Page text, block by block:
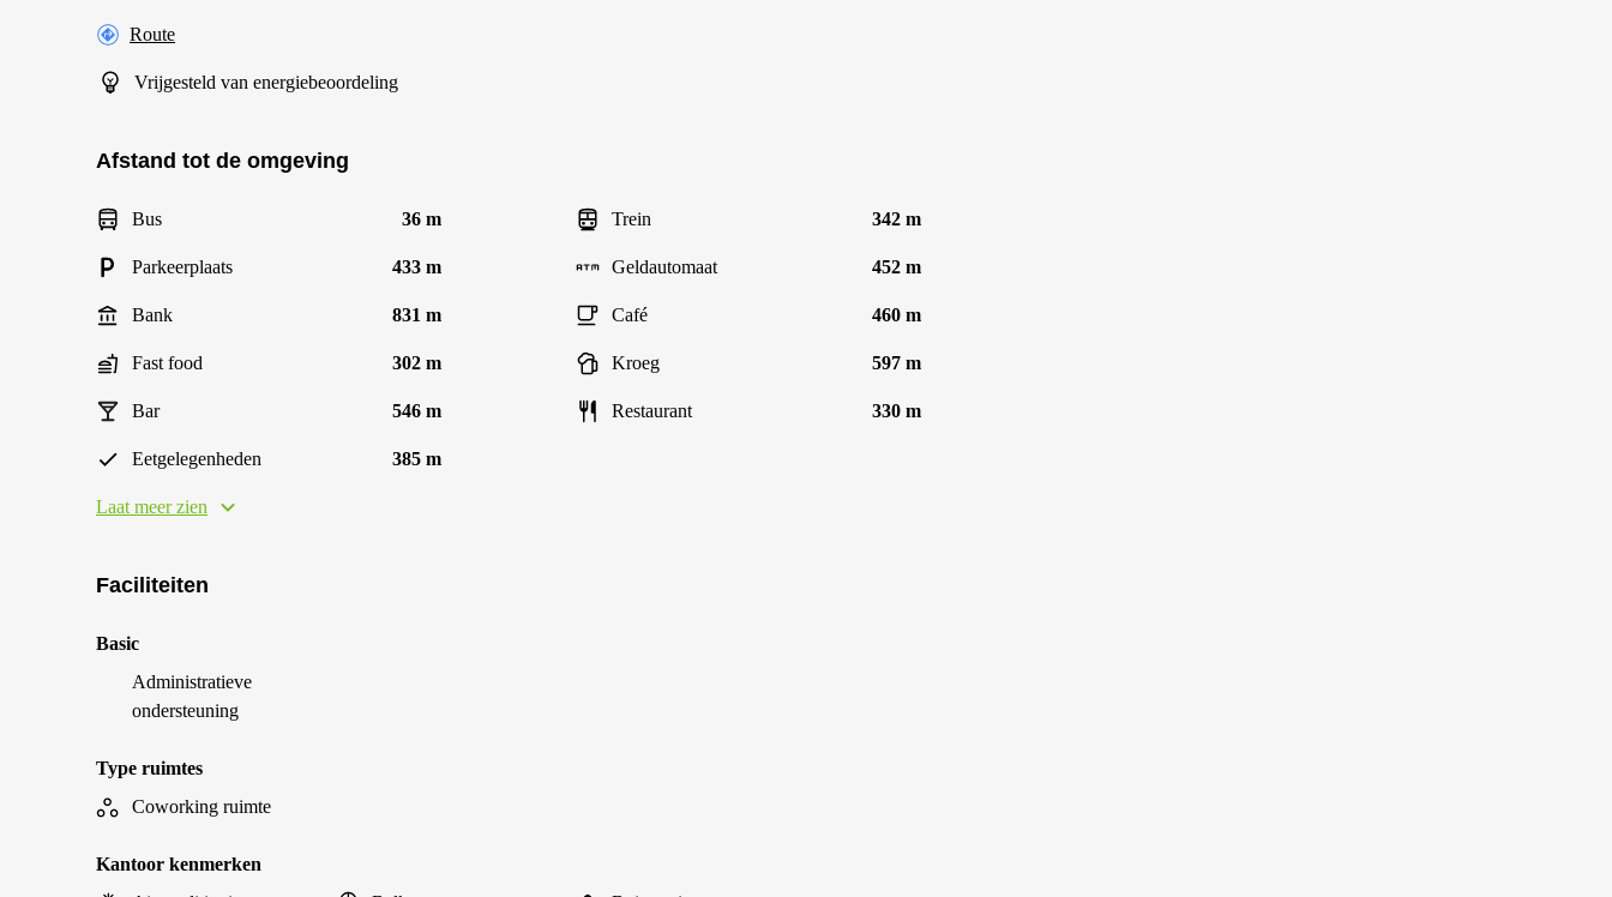
Route
Vrijgesteld van energiebeoordeling
Afstand tot de omgeving
Bus 36 m Trein 342 m
Parkeerplaats 433 m Geldautomaat 452 m
Bank 831 m Café 460 m
Fast food 302 m Kroeg 597 m
Bar 546 m Restaurant 330 m
Eetgelegenheden 385 m
Laat meer zien
Faciliteiten
Basic
Administratieve
ondersteuning
Type ruimtes
Coworking ruimte
Kantoor kenmerken